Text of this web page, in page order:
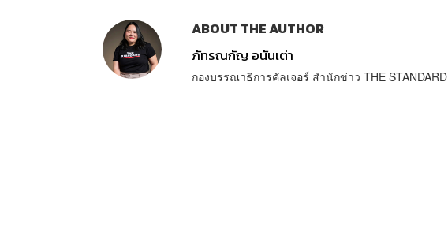
ABOUT THE AUTHOR
ภัทรณกัญ อนันเต่า
กองบรรณาธิการคัลเจอร์ สำนักข่าว THE STANDARD